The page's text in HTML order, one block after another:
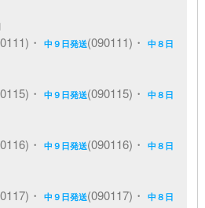
・中９日発送(090111)・中８日
・中９日発送(090115)・中８日
・中９日発送(090116)・中８日
・中９日発送(090117)・中８日